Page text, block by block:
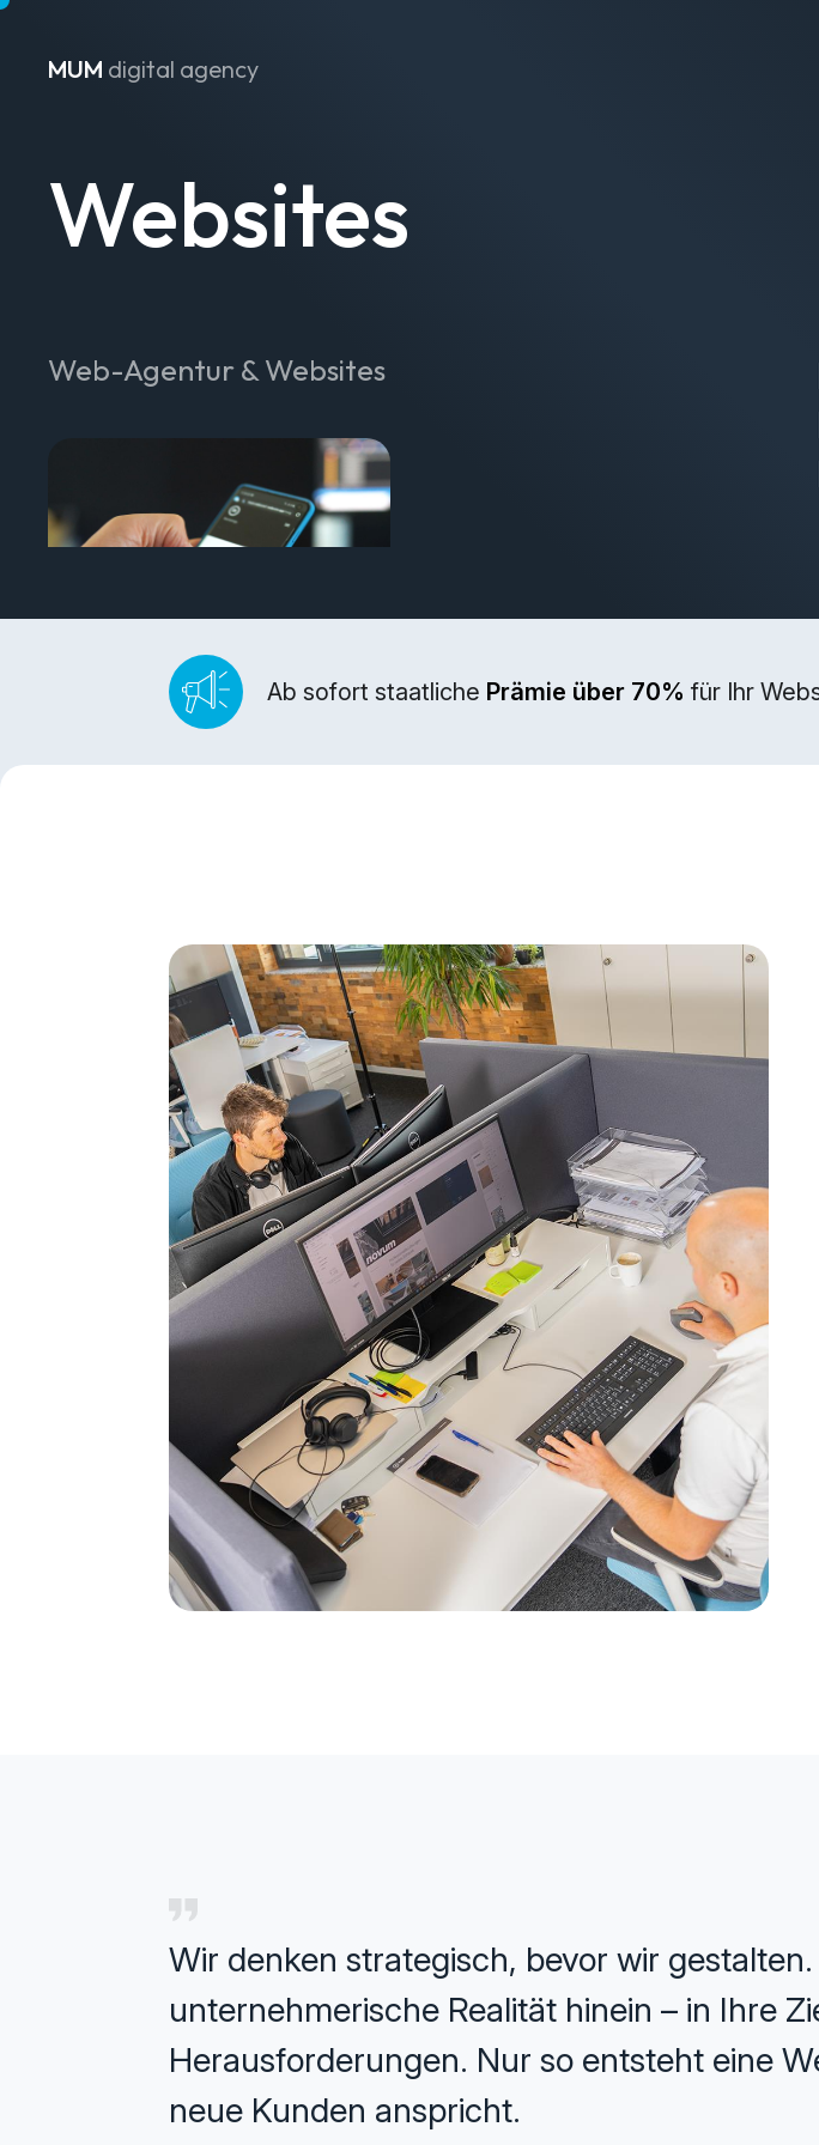
Zum Inhalt springen
MUM digital agency
Websites
Web-Agentur & Websites
Ab sofort staatliche Prämie über 70% für Ihr
Wir denken strategisch, bevor wir
unternehmerische Realität hinein – in Ihre
Herausforderungen. Nur so entsteht eine
neue Kunden anspricht.